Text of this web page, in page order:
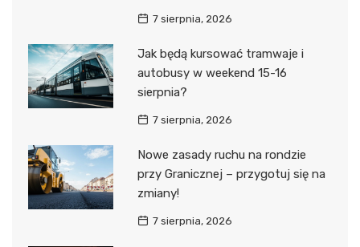
7 sierpnia, 2026
Jak będą kursować tramwaje i
autobusy w weekend 15-16
sierpnia?
7 sierpnia, 2026
Nowe zasady ruchu na rondzie
przy Granicznej – przygotuj się na
zmiany!
7 sierpnia, 2026